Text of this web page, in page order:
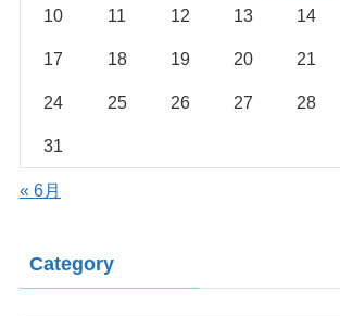
10 11 12 13 14
17 18 19 20 21
24 25 26 27 28
31
« 6月
Category